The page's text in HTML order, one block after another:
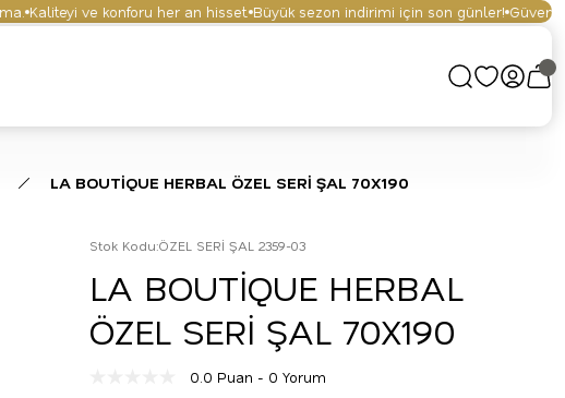
Kaliteyi ve konforu her an hisset. Büyük sezon indirimi için son günler! Güvenli
LA BOUTİQUE HERBAL ÖZEL SERİ ŞAL 70X190
Stok Kodu:ÖZEL SERİ ŞAL 2359-03
LA BOUTİQUE HERBAL
ÖZEL SERİ ŞAL 70X190
0.0 Puan - 0 Yorum